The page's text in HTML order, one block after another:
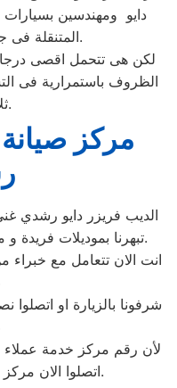
دايو ومهندسين بسيارات
المتنقلة فى جميع محافظات رشدي.
لكن هى تتحمل اقصى
الظروف باستمرارية فى
ثلاجات اخر.
مركز
الديب فريزر دايو رشدي
تبهرنا بموديلات فريدة و مختلفة التقنية عن مثيلاتها انها دايو.
انت الان تتعامل مع خبراء
شرفونا بالزيارة او اتصلوا
لأن رقم مركز خدمة عملاء
اتصلوا الان مركز صيانه دايو رشدي مباشرة.